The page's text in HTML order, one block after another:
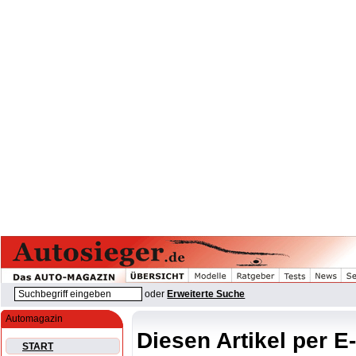
oder Erweiterte Suche
Automagazin
START Diesen Artikel per